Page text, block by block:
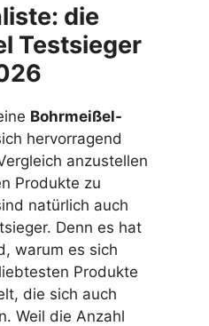
die
Testsieger
Bohrmeißel-
hervorragend
anzustellen
Produkte zu
natürlich auch
Denn es hat
warum es sich
Produkte
die sich auch
Weil die Anzahl